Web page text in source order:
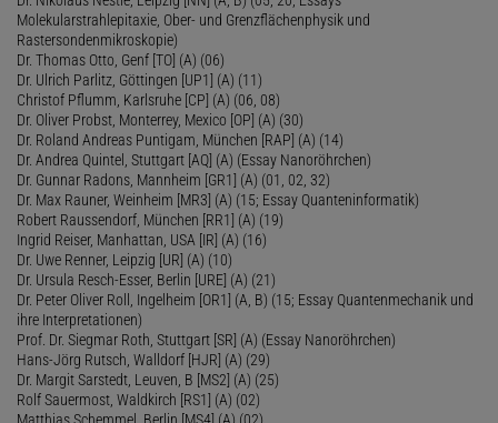
Molekularstrahlepitaxie, Ober- und Grenzflächenphysik und
Rastersondenmikroskopie)
Dr. Thomas Otto, Genf [TO] (A) (06)
Dr. Ulrich Parlitz, Göttingen [UP1] (A) (11)
Christof Pflumm, Karlsruhe [CP] (A) (06, 08)
Dr. Oliver Probst, Monterrey, Mexico [OP] (A) (30)
Dr. Roland Andreas Puntigam, München [RAP] (A) (14)
Dr. Andrea Quintel, Stuttgart [AQ] (A) (Essay Nanoröhrchen)
Dr. Gunnar Radons, Mannheim [GR1] (A) (01, 02, 32)
Dr. Max Rauner, Weinheim [MR3] (A) (15; Essay Quanteninformatik)
Robert Raussendorf, München [RR1] (A) (19)
Ingrid Reiser, Manhattan, USA [IR] (A) (16)
Dr. Uwe Renner, Leipzig [UR] (A) (10)
Dr. Ursula Resch-Esser, Berlin [URE] (A) (21)
Dr. Peter Oliver Roll, Ingelheim [OR1] (A, B) (15; Essay Quantenmechanik und
ihre Interpretationen)
Prof. Dr. Siegmar Roth, Stuttgart [SR] (A) (Essay Nanoröhrchen)
Hans-Jörg Rutsch, Walldorf [HJR] (A) (29)
Dr. Margit Sarstedt, Leuven, B [MS2] (A) (25)
Rolf Sauermost, Waldkirch [RS1] (A) (02)
Matthias Schemmel, Berlin [MS4] (A) (02)